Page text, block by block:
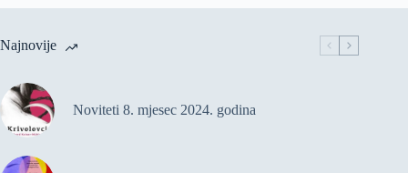
Najnovije
Noviteti 8. mjesec 2024. godina